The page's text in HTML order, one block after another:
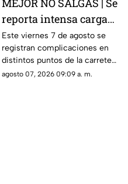
MEJOR NO SALGAS | Se
reporta intensa carga
vehicular HOY en la
autopista México
Querétaro
Este viernes 7 de agosto se
registran complicaciones en
distintos puntos de la carretera
57; toma precauciones y
agosto 07, 2026 09:09 a. m.